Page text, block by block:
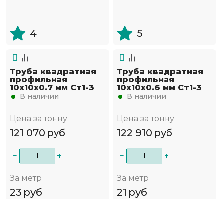
4 5
Труба квадратная
профильная
10х10х0.7 мм Ст1-3
В наличии
Цена за тонну
121 070 руб
− +
За метр
23 руб
Труба квадратная
профильная
10х10х0.6 мм Ст1-3
В наличии
Цена за тонну
122 910 руб
− +
За метр
21 руб